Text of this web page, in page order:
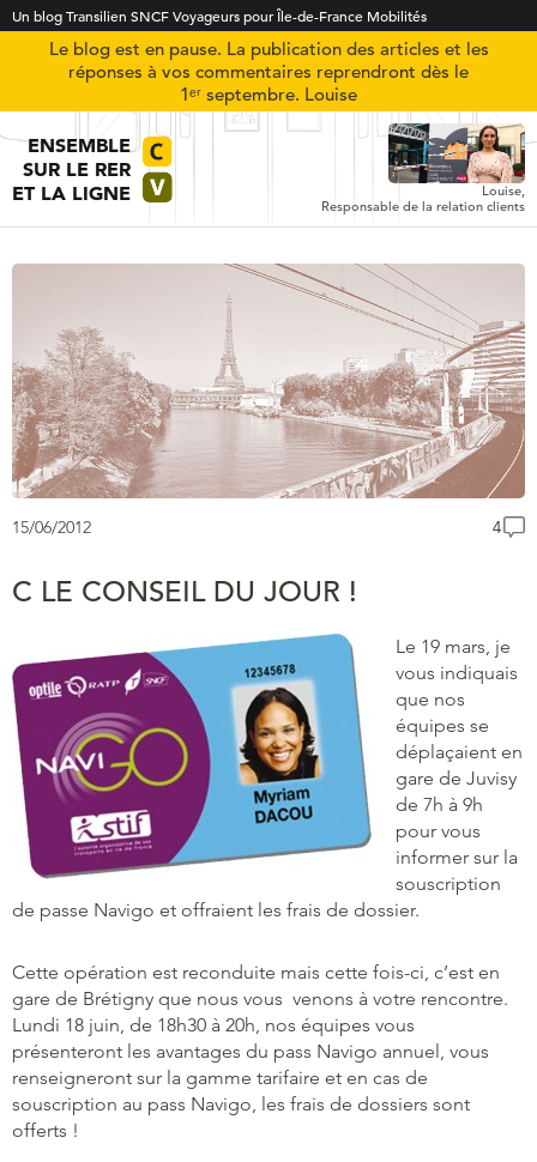
Un blog Transilien SNCF Voyageurs pour Île-de-France Mobilités
Le blog est en pause. La publication des articles et les
réponses à vos commentaires reprendront dès le
1ᵉʳ septembre. Louise
ENSEMBLE
SUR LE RER
ET LA LIGNE
Louise,
Responsable de la relation clients
15/06/2012 4
C LE CONSEIL DU JOUR !
Le 19 mars, je
vous indiquais
que nos
équipes se
déplaçaient en
gare de Juvisy
de 7h à 9h
pour vous
informer sur la
souscription
de passe Navigo et offraient les frais de dossier.
Cette opération est reconduite mais cette fois-ci, c’est en
gare de Brétigny que nous vous venons à votre rencontre.
Lundi 18 juin, de 18h30 à 20h, nos équipes vous
présenteront les avantages du pass Navigo annuel, vous
renseigneront sur la gamme tarifaire et en cas de
souscription au pass Navigo, les frais de dossiers sont
offerts !